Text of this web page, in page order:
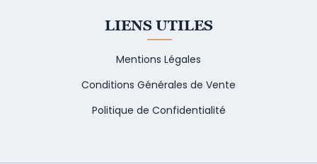
LIENS UTILES
Mentions Légales
Conditions Générales de Vente
Politique de Confidentialité